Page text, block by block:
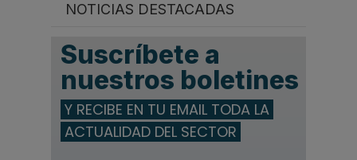
NOTICIAS DESTACADAS
Suscríbete a
nuestros boletines
Y RECIBE EN TU EMAIL TODA LA
ACTUALIDAD DEL SECTOR